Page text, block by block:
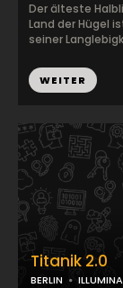
Der älteste
Land der Hügel
seiner
WEITER
Titanik 2.0
BERLIN